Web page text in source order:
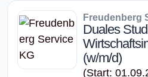
Freudenberg
Duales
(w/m/d)
(Start: